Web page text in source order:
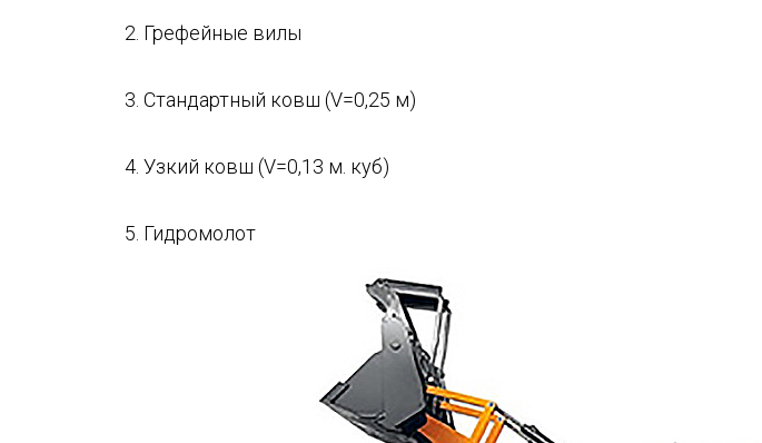
2. Грефейные вилы
3. Стандартный ковш (V=0,25 м)
4. Узкий ковш (V=0,13 м. куб)
5. Гидромолот